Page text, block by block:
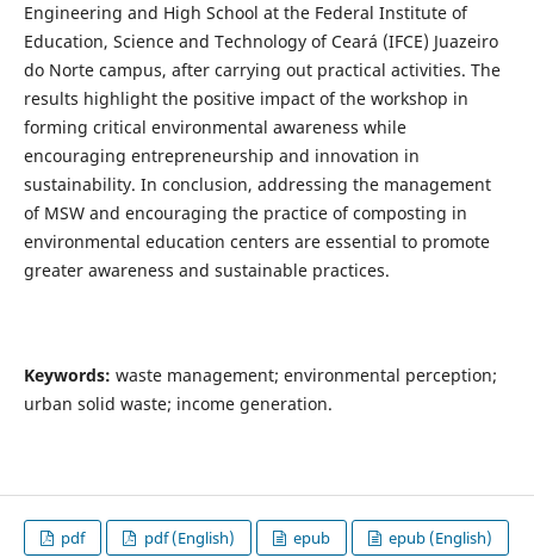
Engineering and High School at the Federal Institute of
Education, Science and Technology of Ceará (IFCE) Juazeiro
do Norte campus, after carrying out practical activities. The
results highlight the positive impact of the workshop in
forming critical environmental awareness while
encouraging entrepreneurship and innovation in
sustainability. In conclusion, addressing the management
of MSW and encouraging the practice of composting in
environmental education centers are essential to promote
greater awareness and sustainable practices.
Keywords: waste management; environmental perception;
urban solid waste; income generation.
pdf pdf (English) epub epub (English)